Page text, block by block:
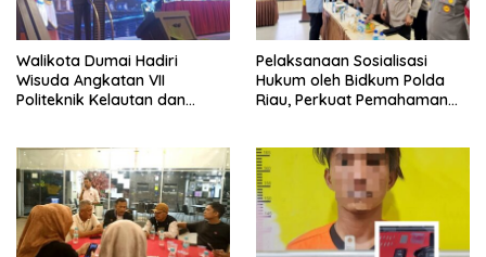
Walikota Dumai Hadiri
Wisuda Angkatan VII
Politeknik Kelautan dan
Pelaksanaan Sosialisasi
Hukum oleh Bidkum Polda
Riau, Perkuat Pemahaman
Perubahan UU Kepolisian